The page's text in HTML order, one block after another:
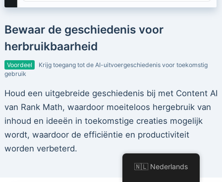
Bewaar de geschiedenis voor
herbruikbaarheid
Voordeel
Krijg toegang tot de AI-uitvoergeschiedenis voor toekomstig
gebruik
Houd een uitgebreide geschiedenis bij met Content AI
van Rank Math, waardoor moeiteloos hergebruik van
inhoud en ideeën in toekomstige creaties mogelijk
wordt, waardoor de efficiëntie en productiviteit
worden verbeterd.
🇳🇱 Nederlands